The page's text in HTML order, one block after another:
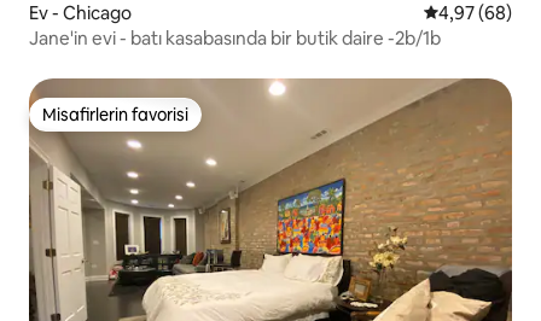
Ev - Chicago 5 üzerinden
4,97 (68)
Jane'in evi - batı kasabasında bir butik daire -2b/1b
Misafirlerin favorisi
Misafirlerin favorisi